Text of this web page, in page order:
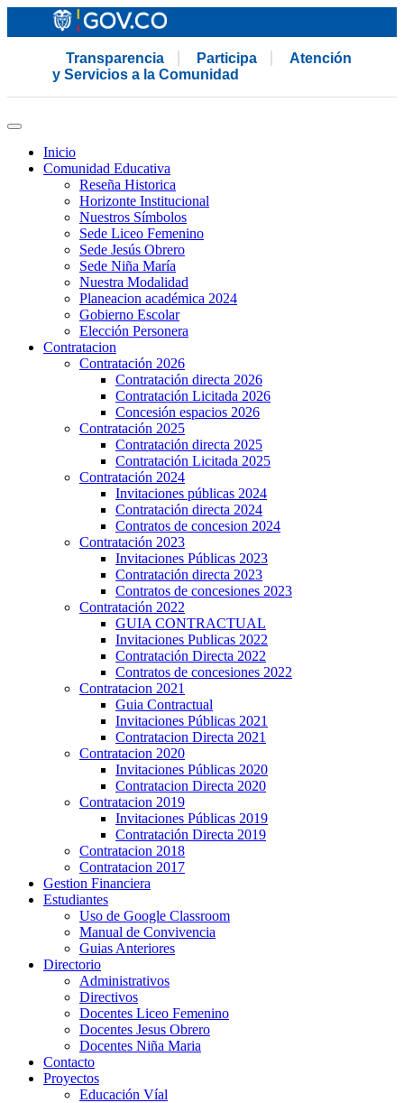
Transparencia Participa
Atención
y Servicios a la Comunidad
Inicio
Comunidad Educativa
Reseña Historica
Horizonte Institucional
Nuestros Símbolos
Sede Liceo Femenino
Sede Jesús Obrero
Sede Niña María
Nuestra Modalidad
Planeacion académica 2024
Gobierno Escolar
Elección Personera
Contratacion
Contratación 2026
Contratación directa 2026
Contratación Licitada 2026
Concesión espacios 2026
Contratación 2025
Contratación directa 2025
Contratación Licitada 2025
Contratación 2024
Invitaciones públicas 2024
Contratación directa 2024
Contratos de concesion 2024
Contratación 2023
Invitaciones Públicas 2023
Contratación directa 2023
Contratos de concesiones 2023
Contratación 2022
GUIA CONTRACTUAL
Invitaciones Publicas 2022
Contratación Directa 2022
Contratos de concesiones 2022
Contratacion 2021
Guia Contractual
Invitaciones Públicas 2021
Contratacion Directa 2021
Contratacion 2020
Invitaciones Públicas 2020
Contratacion Directa 2020
Contratacion 2019
Invitaciones Públicas 2019
Contratación Directa 2019
Contratacion 2018
Contratacion 2017
Gestion Financiera
Estudiantes
Uso de Google Classroom
Manual de Convivencia
Guias Anteriores
Directorio
Administrativos
Directivos
Docentes Liceo Femenino
Docentes Jesus Obrero
Docentes Niña Maria
Contacto
Proyectos
Educación Víal